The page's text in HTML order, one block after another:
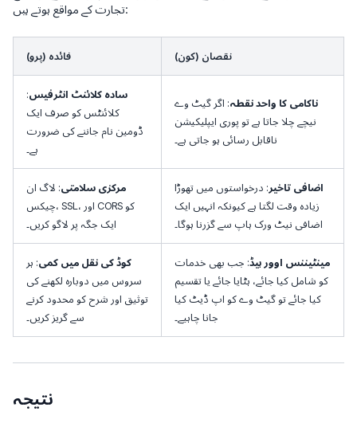
تجارت کے مواقع ہوتے ہیں:
فائدہ (پرو) نقصان (کون)
سادہ کلائنٹ انٹرفیس:
کلائنٹس کو صرف ایک
ڈومین نام جاننے کی ضرورت
ہے۔
ناکامی کا واحد نقطہ: اگر گیٹ وے
نیچے چلا جاتا ہے تو پوری ایپلیکیشن
ناقابل رسائی ہو جاتی ہے۔
مرکزی سلامتی: لاگ ان
چیکس، SSL، اور CORS کو
ایک جگہ پر لاگو کریں۔
اضافی تاخیر : درخواستوں میں تھوڑا
زیادہ وقت لگتا ہے کیونکہ انہیں ایک
اضافی نیٹ ورک ہاپ سے گزرنا ہوگا۔
کوڈ کی نقل میں کمی: ہر
سروس میں دوبارہ لکھنے کی
توثیق اور شرح کو محدود کرنے
سے گریز کریں۔
مینٹیننس اوور ہیڈ: جب بھی خدمات
کو شامل کیا جائے، ہٹایا جائے یا تقسیم
کیا جائے تو گیٹ وے کو اپ ڈیٹ کیا
جانا چاہیے۔
نتیجہ